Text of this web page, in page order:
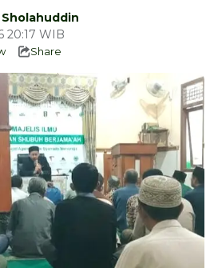
Sholahuddin
20:17 WIB
Share